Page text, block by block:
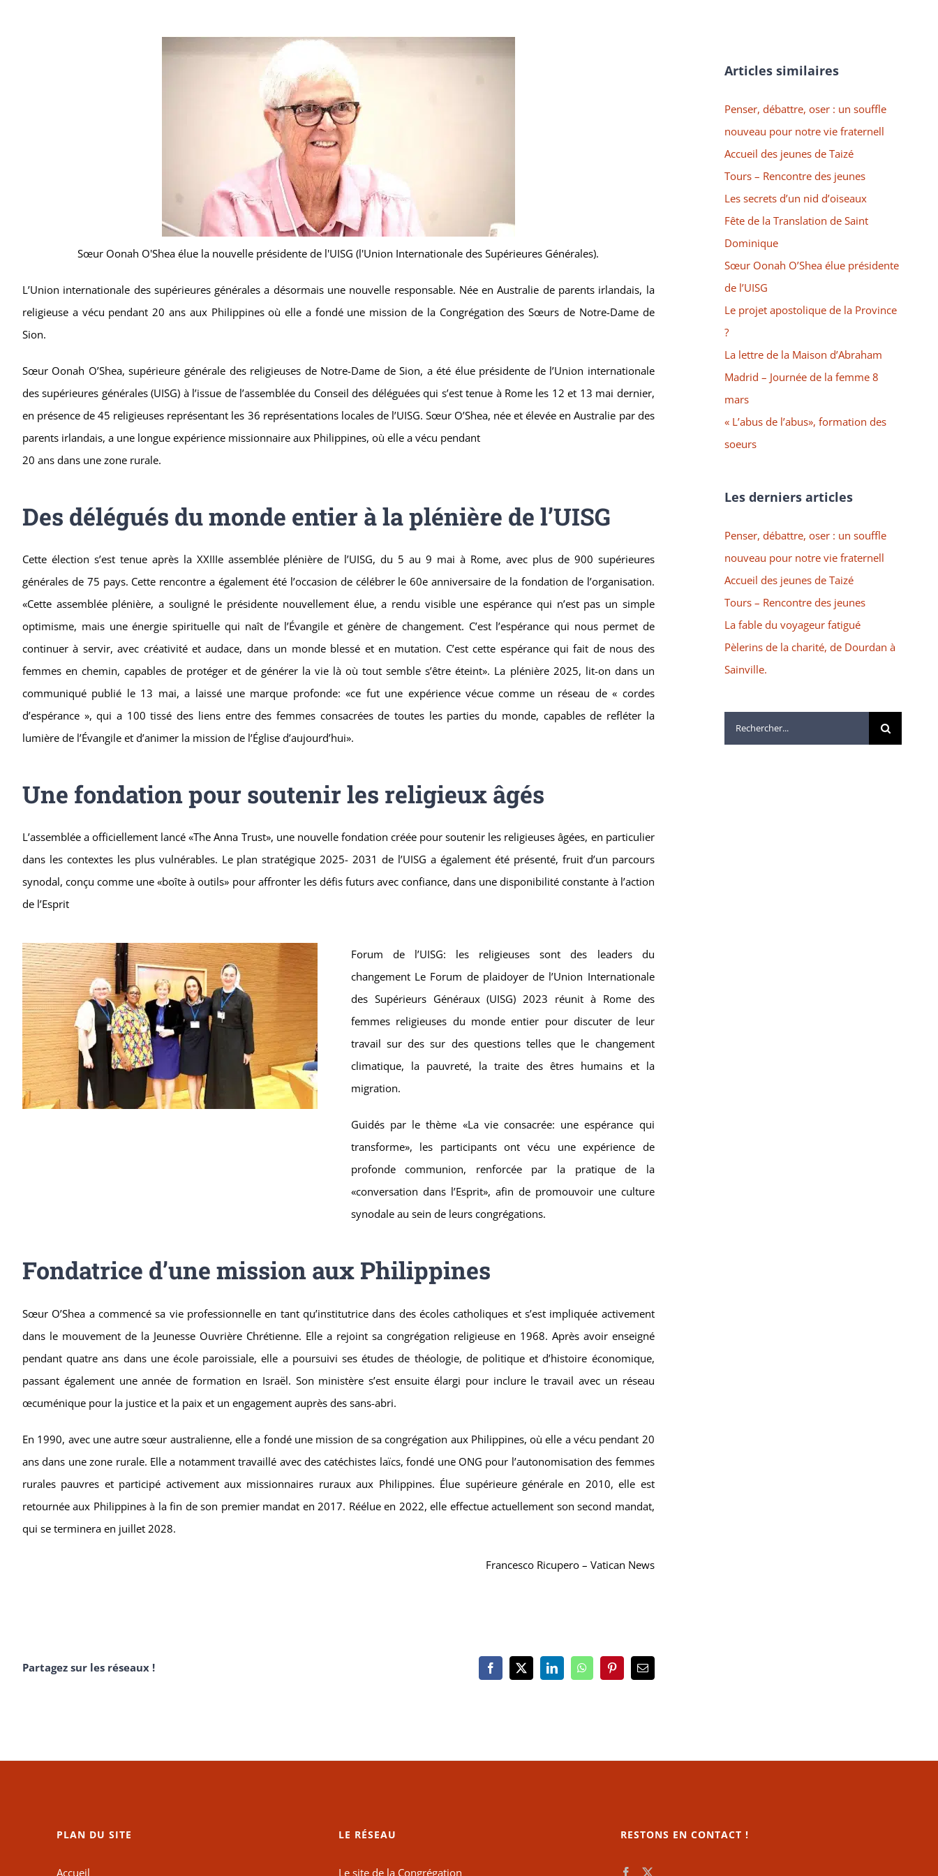
Sœur Oonah O'Shea élue la nouvelle présidente de l'UISG (l'Union Internationale des Supérieures Générales).
L’Union internationale des supérieures générales a désormais une nouvelle responsable. Née en Australie de parents irlandais, la
religieuse a vécu pendant 20 ans aux Philippines où elle a fondé une mission de la Congrégation des Sœurs de Notre-Dame de
Sion.
Sœur Oonah O’Shea, supérieure générale des religieuses de Notre-Dame de Sion, a été élue présidente de l’Union internationale
des supérieures générales (UISG) à l’issue de l’assemblée du Conseil des déléguées qui s’est tenue à Rome les 12 et 13 mai dernier,
en présence de 45 religieuses représentant les 36 représentations locales de l’UISG. Sœur O’Shea, née et élevée en Australie par des
parents irlandais, a une longue expérience missionnaire aux Philippines, où elle a vécu pendant
20 ans dans une zone rurale.
Des délégués du monde entier à la plénière de l’UISG
Cette élection s’est tenue après la XXIIIe assemblée plénière de l’UISG, du 5 au 9 mai à Rome, avec plus de 900 supérieures
générales de 75 pays. Cette rencontre a également été l’occasion de célébrer le 60e anniversaire de la fondation de l’organisation.
«Cette assemblée plénière, a souligné le présidente nouvellement élue, a rendu visible une espérance qui n’est pas un simple
optimisme, mais une énergie spirituelle qui naît de l’Évangile et génère de changement. C’est l’espérance qui nous permet de
continuer à servir, avec créativité et audace, dans un monde blessé et en mutation. C’est cette espérance qui fait de nous des
femmes en chemin, capables de protéger et de générer la vie là où tout semble s’être éteint». La plénière 2025, lit-on dans un
communiqué publié le 13 mai, a laissé une marque profonde: «ce fut une expérience vécue comme un réseau de « cordes
d’espérance », qui a 100 tissé des liens entre des femmes consacrées de toutes les parties du monde, capables de refléter la
lumière de l’Évangile et d’animer la mission de l’Église d’aujourd’hui».
Une fondation pour soutenir les religieux âgés
L’assemblée a officiellement lancé «The Anna Trust», une nouvelle fondation créée pour soutenir les religieuses âgées, en particulier
dans les contextes les plus vulnérables. Le plan stratégique 2025- 2031 de l’UISG a également été présenté, fruit d’un parcours
synodal, conçu comme une «boîte à outils» pour affronter les défis futurs avec confiance, dans une disponibilité constante à l’action
de l’Esprit
Forum de l’UISG: les religieuses sont des leaders du
changement Le Forum de plaidoyer de l’Union Internationale
des Supérieurs Généraux (UISG) 2023 réunit à Rome des
femmes religieuses du monde entier pour discuter de leur
travail sur des sur des questions telles que le changement
climatique, la pauvreté, la traite des êtres humains et la
migration.
Guidés par le thème «La vie consacrée: une espérance qui
transforme», les participants ont vécu une expérience de
profonde communion, renforcée par la pratique de la
«conversation dans l’Esprit», afin de promouvoir une culture
synodale au sein de leurs congrégations.
Fondatrice d’une mission aux Philippines
Sœur O’Shea a commencé sa vie professionnelle en tant qu’institutrice dans des écoles catholiques et s’est impliquée activement
dans le mouvement de la Jeunesse Ouvrière Chrétienne. Elle a rejoint sa congrégation religieuse en 1968. Après avoir enseigné
pendant quatre ans dans une école paroissiale, elle a poursuivi ses études de théologie, de politique et d’histoire économique,
passant également une année de formation en Israël. Son ministère s’est ensuite élargi pour inclure le travail avec un réseau
œcuménique pour la justice et la paix et un engagement auprès des sans-abri.
En 1990, avec une autre sœur australienne, elle a fondé une mission de sa congrégation aux Philippines, où elle a vécu pendant 20
ans dans une zone rurale. Elle a notamment travaillé avec des catéchistes laïcs, fondé une ONG pour l’autonomisation des femmes
rurales pauvres et participé activement aux missionnaires ruraux aux Philippines. Élue supérieure générale en 2010, elle est
retournée aux Philippines à la fin de son premier mandat en 2017. Réélue en 2022, elle effectue actuellement son second mandat,
qui se terminera en juillet 2028.
Francesco Ricupero – Vatican News
Partagez sur les réseaux ! Facebook
X LinkedInWhatsAppPinterestEmail
Articles similaires
Penser, débattre, oser : un souffle
nouveau pour notre vie fraternell
Accueil des jeunes de Taizé
Tours – Rencontre des jeunes
Les secrets d’un nid d’oiseaux
Fête de la Translation de Saint
Dominique
Sœur Oonah O’Shea élue présidente
de l’UISG
Le projet apostolique de la Province
?
La lettre de la Maison d’Abraham
Madrid – Journée de la femme 8
mars
« L’abus de l’abus», formation des
soeurs
Les derniers articles
Penser, débattre, oser : un souffle
nouveau pour notre vie fraternell
Accueil des jeunes de Taizé
Tours – Rencontre des jeunes
La fable du voyageur fatigué
Pèlerins de la charité, de Dourdan à
Sainville.
Rechercher:
PLAN DU SITE
Accueil
LE RÉSEAU
Le site de la Congrégation
RESTONS EN CONTACT !